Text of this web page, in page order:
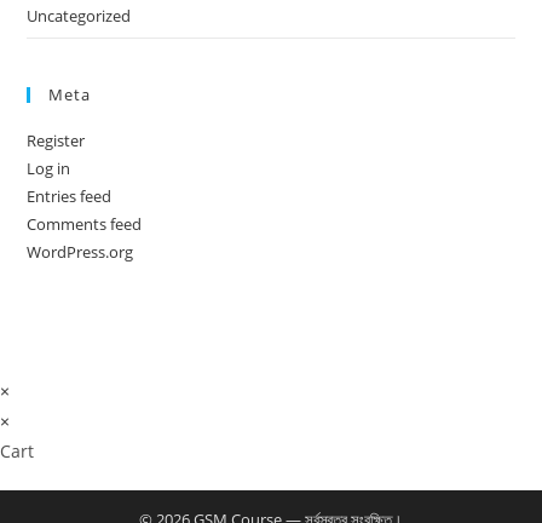
Uncategorized
Meta
Register
Log in
Entries feed
Comments feed
WordPress.org
×
×
Cart